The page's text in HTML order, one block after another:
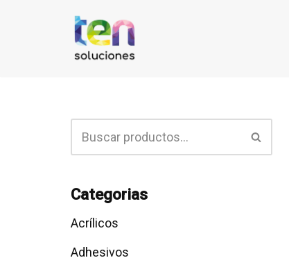
Categorias
Acrílicos
Adhesivos